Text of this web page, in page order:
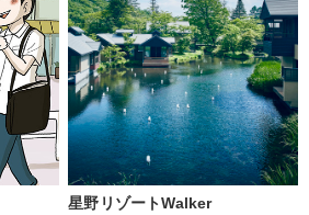
星野リゾートWalker